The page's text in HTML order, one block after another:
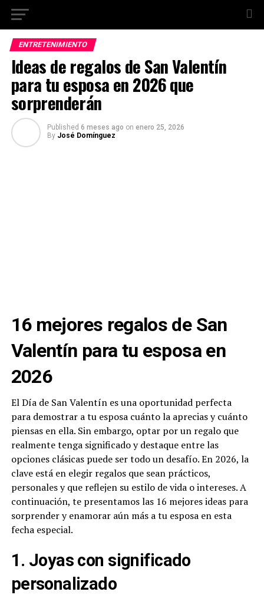
ENTRETENIMIENTO
Ideas de regalos de San Valentín
para tu esposa en 2026 que
sorprenderán
Published 6 meses ago on enero 25, 2026
By José Domínguez
16 mejores regalos de San
Valentín para tu esposa en
2026
El Día de San Valentín es una oportunidad perfecta
para demostrar a tu esposa cuánto la aprecias y cuánto
piensas en ella. Sin embargo, optar por un regalo que
realmente tenga significado y destaque entre las
opciones clásicas puede ser todo un desafío. En 2026, la
clave está en elegir regalos que sean prácticos,
personales y que reflejen su estilo de vida o intereses. A
continuación, te presentamos las 16 mejores ideas para
sorprender y enamorar aún más a tu esposa en esta
fecha especial.
1. Joyas con significado
personalizado